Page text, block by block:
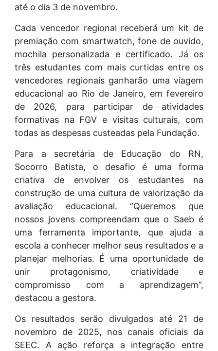
até o dia 3 de novembro.
Cada vencedor regional receberá um kit de
premiação com smartwatch, fone de ouvido,
mochila personalizada e certificado. Já os
três estudantes com mais curtidas entre os
vencedores regionais ganharão uma viagem
educacional ao Rio de Janeiro, em fevereiro
de 2026, para participar de atividades
formativas na FGV e visitas culturais, com
todas as despesas custeadas pela Fundação.
Para a secretária de Educação do RN,
Socorro Batista, o desafio é uma forma
criativa de envolver os estudantes na
construção de uma cultura de valorização da
avaliação educacional. “Queremos que
nossos jovens compreendam que o Saeb é
uma ferramenta importante, que ajuda a
escola a conhecer melhor seus resultados e a
planejar melhorias. É uma oportunidade de
unir protagonismo, criatividade e
compromisso com a aprendizagem”,
destacou a gestora.
Os resultados serão divulgados até 21 de
novembro de 2025, nos canais oficiais da
SEEC. A ação reforça a integração entre